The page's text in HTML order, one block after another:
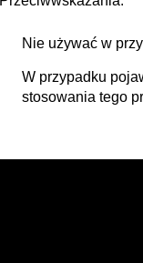
Nie używać w
W przypadku
stosowania tego